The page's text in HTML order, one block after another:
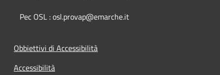
Pec OSL : osl.provap@emarche.it
Obbiettivi di Accessibilità
Accessibilità